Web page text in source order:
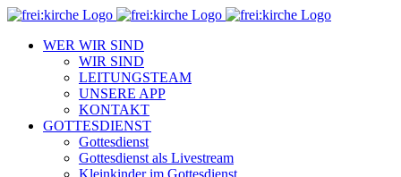
Zum
springenWER WIR SIND
WIR SIND
LEITUNGSTEAM
UNSERE APP
KONTAKT
GOTTESDIENST
Gottesdienst
Gottesdienst als Livestream
Kleinkinder im Gottesdienst